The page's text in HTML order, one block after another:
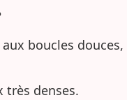
boucles douces,
très denses.